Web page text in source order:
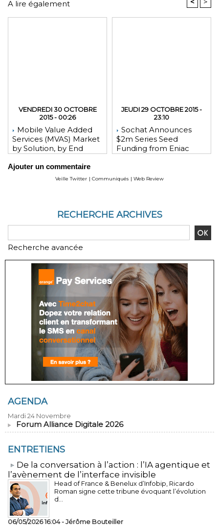
A lire également
VENDREDI 30 OCTOBRE
2015 - 00:26
Mobile Value Added
Services (MVAS) Market
by Solution, by End
Geography - Global
Forecast and Analysis to
JEUDI 29 OCTOBRE 2015 -
23:10
Sochat Announces
$2m Series Seed
Funding from Eniac
Zhang
Ajouter un commentaire
Veille Twitter | Communiqués | Web Review
RECHERCHE ARCHIVES
Recherche avancée
AGENDA
Mardi 24 Novembre
Forum Alliance Digitale 2026
ENTRETIENS
​De la conversation à l’action : l’IA agentique et
l’avènement de l’interface invisible
Head of France & Benelux d’Infobip, Ricardo
Roman signe cette tribune évoquant l’évolution
d...
06/05/2026 16:04 -Jérôme Bouteiller